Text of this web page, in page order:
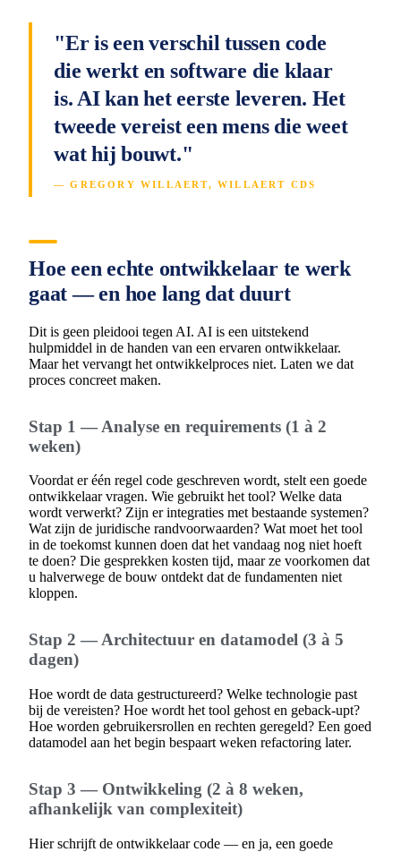
"Er is een verschil tussen code
die werkt en software die klaar
is. AI kan het eerste leveren. Het
tweede vereist een mens die weet
wat hij bouwt."
— GREGORY WILLAERT, WILLAERT CDS
Hoe een echte ontwikkelaar te werk
gaat — en hoe lang dat duurt
Dit is geen pleidooi tegen AI. AI is een uitstekend
hulpmiddel in de handen van een ervaren ontwikkelaar.
Maar het vervangt het ontwikkelproces niet. Laten we dat
proces concreet maken.
Stap 1 — Analyse en requirements (1 à 2
weken)
Voordat er één regel code geschreven wordt, stelt een goede
ontwikkelaar vragen. Wie gebruikt het tool? Welke data
wordt verwerkt? Zijn er integraties met bestaande systemen?
Wat zijn de juridische randvoorwaarden? Wat moet het tool
in de toekomst kunnen doen dat het vandaag nog niet hoeft
te doen? Die gesprekken kosten tijd, maar ze voorkomen dat
u halverwege de bouw ontdekt dat de fundamenten niet
kloppen.
Stap 2 — Architectuur en datamodel (3 à 5
dagen)
Hoe wordt de data gestructureerd? Welke technologie past
bij de vereisten? Hoe wordt het tool gehost en geback-upt?
Hoe worden gebruikersrollen en rechten geregeld? Een goed
datamodel aan het begin bespaart weken refactoring later.
Stap 3 — Ontwikkeling (2 à 8 weken,
afhankelijk van complexiteit)
Hier schrijft de ontwikkelaar code — en ja, een goede